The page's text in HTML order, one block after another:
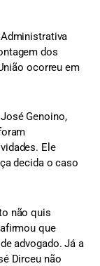
dos
ocorreu em
Genoino,
Ele
decida o caso
não quis
que
advogado. Já a
Dirceu não